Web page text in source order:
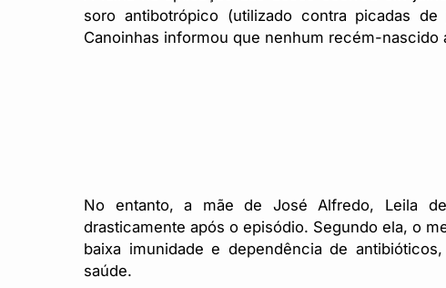
soro antibotrópico (utilizado contra picadas
Canoinhas informou que nenhum recém-nascido
No entanto, a mãe de José Alfredo, Leila
drasticamente após o episódio. Segundo ela, o
baixa imunidade e dependência de
saúde.